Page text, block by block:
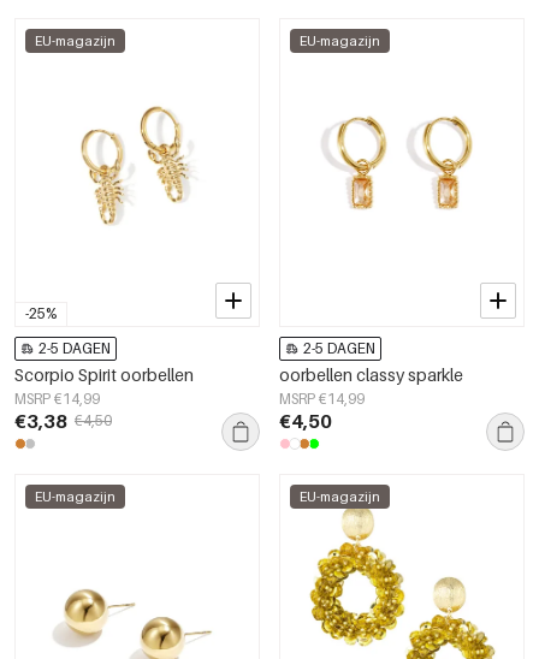
-25%
EU-magazijn
2-5 DAGEN
Scorpio Spirit oorbellen
MSRP €14,99
€3,38 €4,50
EU-magazijn
2-5 DAGEN
oorbellen classy sparkle
MSRP €14,99
€4,50
EU-magazijn EU-magazijn